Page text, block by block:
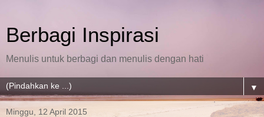
Berbagi Inspirasi
Menulis untuk berbagi dan menulis dengan hati
▼
Minggu, 12 April 2015